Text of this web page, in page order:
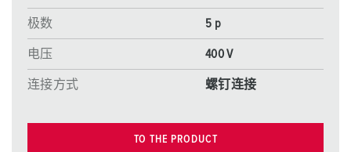
极数 5 p
电压 400 V
连接方式 螺钉连接
TO THE PRODUCT